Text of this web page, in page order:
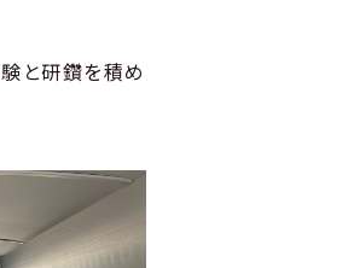
と研鑽を積め